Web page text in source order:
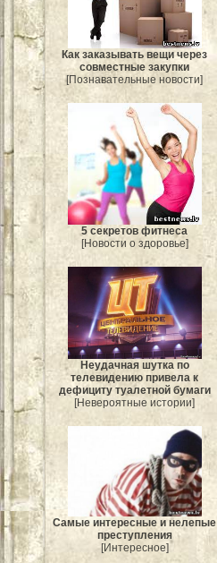
Как заказывать вещи через
совместные закупки
[Познавательные новости]
5 секретов фитнеса
[Новости о здоровье]
Неудачная шутка по
телевидению привела к
дефициту туалетной бумаги
[Невероятные истории]
Самые интересные и нелепые
преступления
[Интересное]